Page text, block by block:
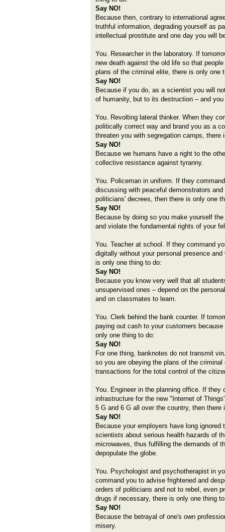
Say NO!
Because then, contrary to international
truthful information, degrading yourself as
intellectual prostitute and one day you will
You. Researcher in the laboratory. If
new death against the old life so that
plans of the criminal elite, there is only one
Say NO!
Because if you do, as a scientist you will
of humanity, but to its destruction – and
You. Revolting lateral thinker. When they
politically correct way and brand you as a
threaten you with segregation camps, there
Say NO!
Because we humans have a right to the
collective resistance against tyranny.
You. Policeman in uniform. If they
discussing with peaceful demonstrators
politicians' decrees, then there is only one
Say NO!
Because by doing so you make yourself
and violate the fundamental rights of your
You. Teacher at school. If they command
digitally without your personal presence
is only one thing to do:
Say NO!
Because you know very well that all
unsupervised ones – depend on the
and on classmates to learn.
You. Clerk behind the bank counter. If
paying out cash to your customers
only one thing to do:
Say NO!
For one thing, banknotes do not transmit
so you are obeying the plans of the
transactions for the total control of the
You. Engineer in the planning office. If they
infrastructure for the new "Internet of
5 G and 6 G all over the country, then
Say NO!
Because your employers have long ignored
scientists about serious health hazards of
microwaves, thus fulfilling the demands of
depopulate the globe.
You. Psychologist and psychotherapist in
command you to advise frightened and
orders of politicians and not to rebel, even
drugs if necessary, there is only one thing
Say NO!
Because the betrayal of one's own
misery.